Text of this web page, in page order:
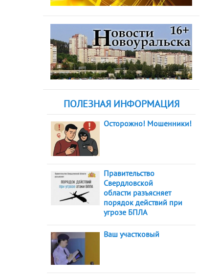
ПОЛЕЗНАЯ ИНФОРМАЦИЯ
Осторожно! Мошенники!
Правительство
Свердловской
области разъясняет
порядок действий при
угрозе БПЛА
Ваш участковый